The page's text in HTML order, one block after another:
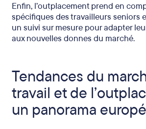
Enfin, l’outplacement prend en
spécifiques des travailleurs seniors
un suivi sur mesure pour adapter
aux nouvelles donnes du marché.
Tendances du
travail et de
un panorama